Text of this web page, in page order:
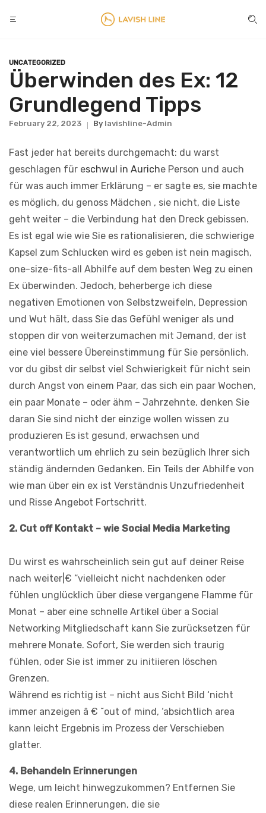
UNCATEGORIZED
Überwinden des Ex: 12
Grundlegend Tipps
February 22, 2023 By Lavishline-Admin
Fast jeder hat bereits durchgemacht: du warst
geschlagen für eschwul in Auriche Person und auch
für was auch immer Erklärung – er sagte es, sie machte
es möglich, du genoss Mädchen , sie nicht, die Liste
geht weiter – die Verbindung hat den Dreck gebissen.
Es ist egal wie wie Sie es rationalisieren, die schwierige
Kapsel zum Schlucken wird es geben ist nein magisch,
one-size-fits-all Abhilfe auf dem besten Weg zu einen
Ex überwinden. Jedoch, beherberge ich diese
negativen Emotionen von Selbstzweifeln, Depression
und Wut hält, dass Sie das Gefühl weniger als und
stoppen dir von weiterzumachen mit Jemand, der ist
eine viel bessere Übereinstimmung für Sie persönlich.
vor du gibst dir selbst viel Schwierigkeit für nicht sein
durch Angst von einem Paar, das sich ein paar Wochen,
ein paar Monate – oder ähm – Jahrzehnte, denken Sie
daran Sie sind nicht der einzige wollen wissen zu
produzieren Es ist gesund, erwachsen und
verantwortlich um ehrlich zu sein bezüglich Ihrer sich
ständig ändernden Gedanken. Ein Teils der Abhilfe von
wie man über ein ex ist Verständnis Unzufriedenheit
und Risse Angebot Fortschritt.
2. Cut off Kontakt – wie Social Media Marketing
Du wirst es wahrscheinlich sein gut auf deiner Reise
nach weiter|€ “vielleicht nicht nachdenken oder
fühlen unglücklich über diese vergangene Flamme für
Monat – aber eine schnelle Artikel über a Social
Networking Mitgliedschaft kann Sie zurücksetzen für
mehrere Monate. Sofort, Sie werden sich traurig
fühlen, oder Sie ist immer zu initiieren löschen
Grenzen.
Während es richtig ist – nicht aus Sicht Bild ‘nicht
immer anzeigen â € ˜out of mind, ‘absichtlich area
kann leicht Ergebnis im Prozess der Verschieben
glatter.
4. Behandeln Erinnerungen
Wege, um leicht hinwegzukommen? Entfernen Sie
diese realen Erinnerungen, die sie